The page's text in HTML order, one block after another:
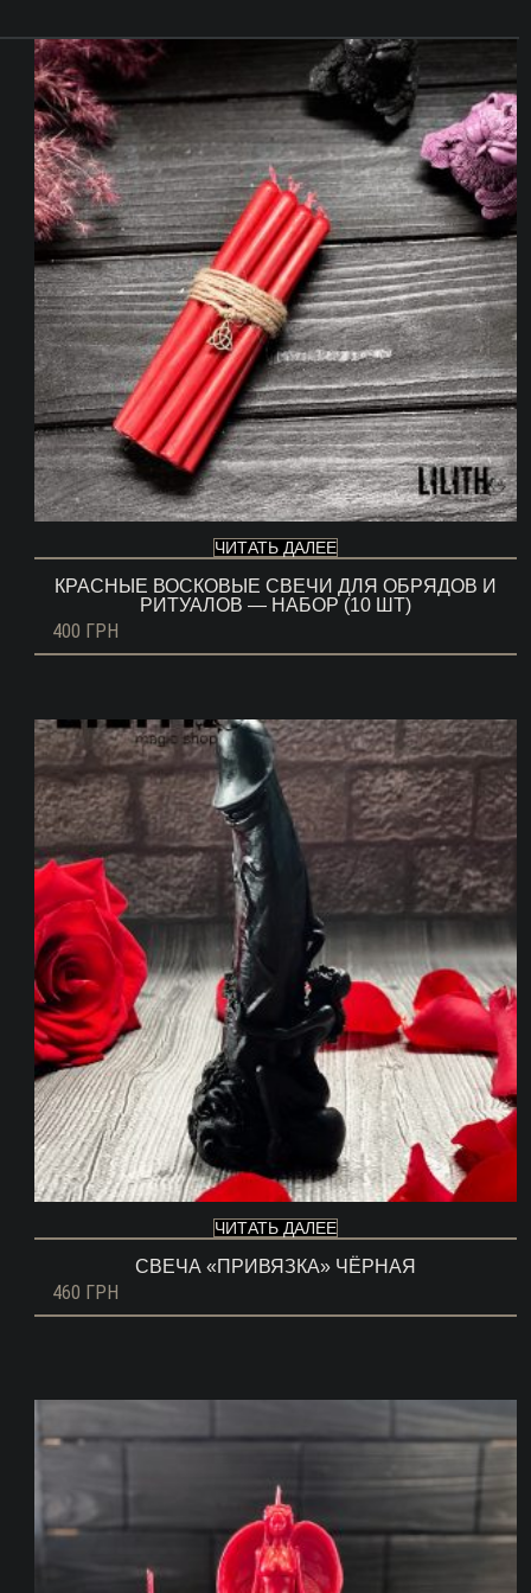
ЧИТАТЬ ДАЛЕЕ
КРАСНЫЕ ВОСКОВЫЕ СВЕЧИ ДЛЯ ОБРЯДОВ И
РИТУАЛОВ — НАБОР (10 ШТ)
400 ГРН
ЧИТАТЬ ДАЛЕЕ
СВЕЧА «ПРИВЯЗКА» ЧЁРНАЯ
460 ГРН